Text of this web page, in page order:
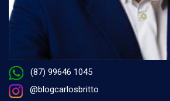
(87) 99646 1045
@blogcarlosbritto